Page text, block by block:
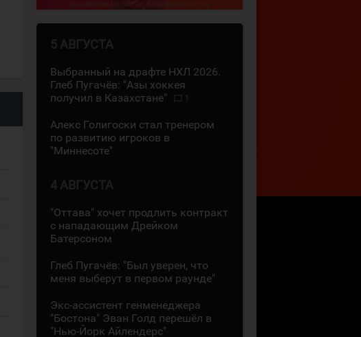
5 АВГУСТА
Выбранный на драфте НХЛ 2026.
Глеб Пугачёв: "Азы хоккея
получил в Казахстане"
Алекс Голигоски стал тренером
по развитию игроков в
"Миннесоте"
4 АВГУСТА
"Оттава" хочет продлить контракт
с нападающим Дрейком
Батерсоном
Глеб Пугачёв: "Был уверен, что
меня выберут в первом раунде"
Экс-ассистент генменеджера
"Бостона" Эван Голд перешёл в
"Нью-Йорк Айлендерс"